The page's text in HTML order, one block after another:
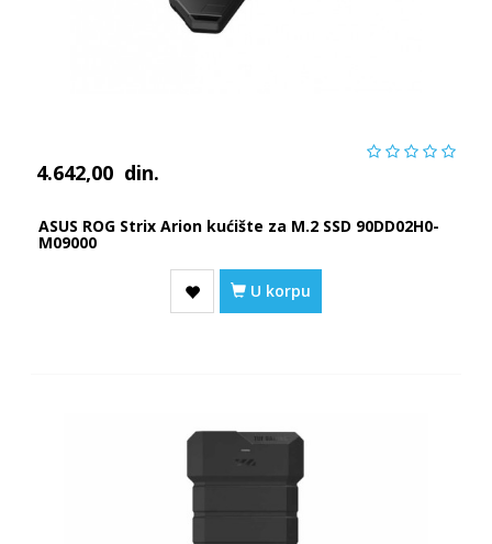
4.642,00 din.
ASUS ROG Strix Arion kućište za M.2 SSD 90DD02H0-
M09000
U korpu